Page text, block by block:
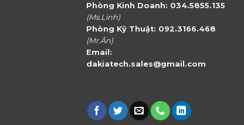
Phòng Kinh Doanh: 034.5855.135
(Ms.Linh)
Phòng Kỹ Thuật: 092.3166.468
(Mr.Ân)
Email:
dakiatech.sales@gmail.com